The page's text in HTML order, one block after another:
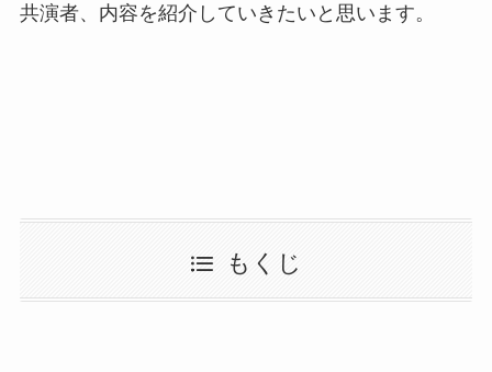
共演者、内容を紹介していきたいと思います。
もくじ